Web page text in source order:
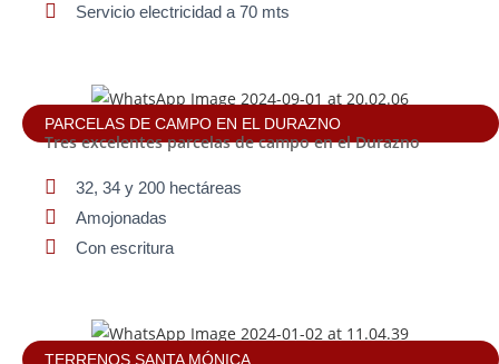
Servicio electricidad a 70 mts
PARCELAS DE CAMPO EN EL DURAZNO
Tres excelentes parcelas de campo en el Durazno
32, 34 y 200 hectáreas
Amojonadas
Con escritura
TERRENOS SANTA MÓNICA